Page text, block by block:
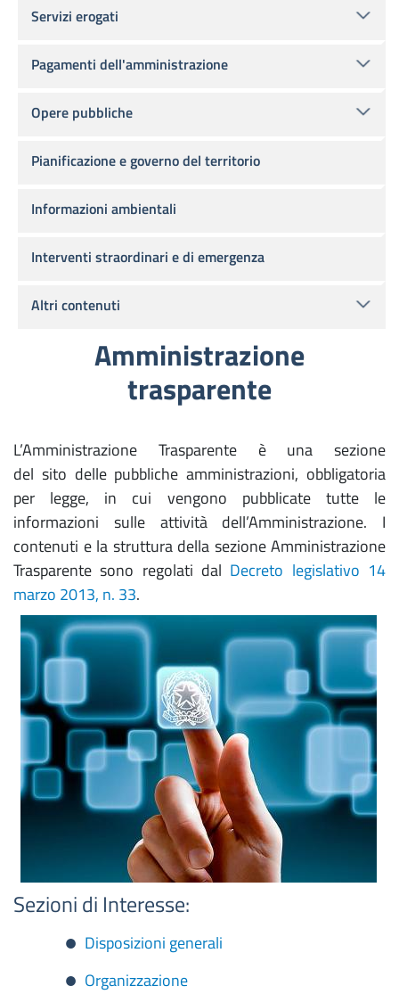
Amministrazione
trasparente
L’Amministrazione Trasparente è una sezione
del sito delle pubbliche amministrazioni, obbligatoria
per legge, in cui vengono pubblicate tutte le
informazioni sulle attività dell’Amministrazione. I
contenuti e la struttura della sezione Amministrazione
Trasparente sono regolati dal Decreto legislativo 14
marzo 2013, n. 33.
Sezioni di Interesse:
Disposizioni generali
Organizzazione
Servizi erogati
Pagamenti dell'amministrazione
Opere pubbliche
Pianificazione e governo del territorio
Informazioni ambientali
Interventi straordinari e di emergenza
Altri contenuti